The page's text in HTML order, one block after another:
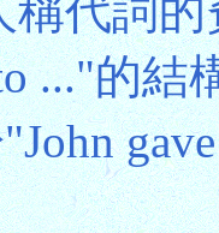
稱代詞
..."的結